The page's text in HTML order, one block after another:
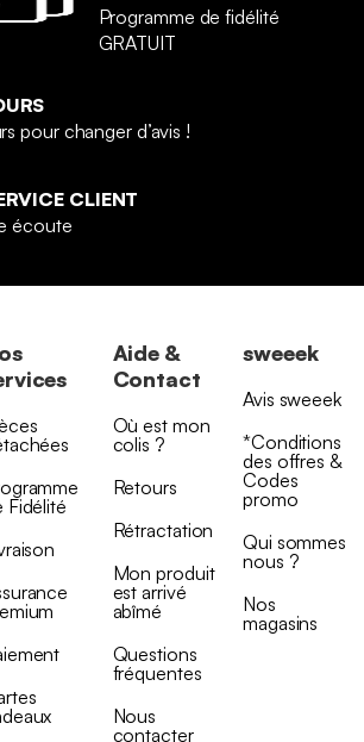
Programme de fidélité
GRATUIT
pour changer d’avis !
CLIENT
écoute
Fidélité
Aide &
Contact
Où est mon
colis ?
Retours
Rétractation
Mon produit
est arrivé
abîmé
Questions
fréquentes
Nous
contacter
sweeek
Avis sweeek
*Conditions
des offres &
Codes
promo
Qui sommes
nous ?
Nos
magasins